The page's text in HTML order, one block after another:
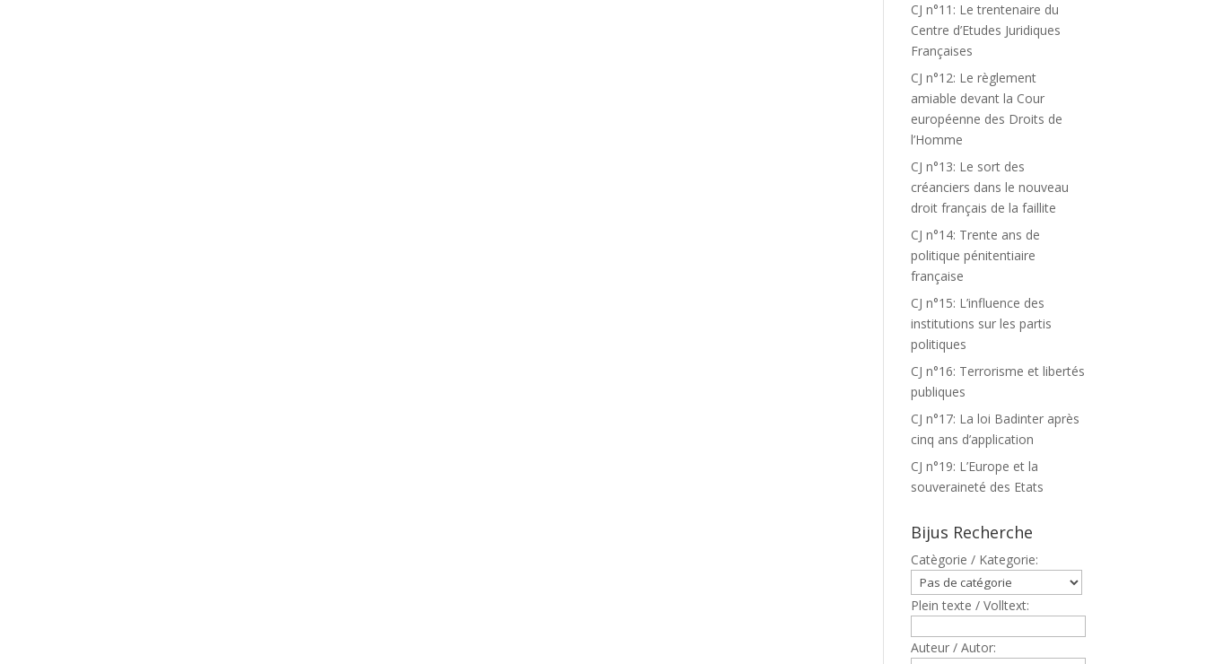
CJ n°11: Le trentenaire du
Centre d’Etudes Juridiques
Françaises
CJ n°12: Le règlement
amiable devant la Cour
européenne des Droits de
l’Homme
CJ n°13: Le sort des
créanciers dans le nouveau
droit français de la faillite
CJ n°14: Trente ans de
politique pénitentiaire
française
CJ n°15: L’influence des
institutions sur les partis
politiques
CJ n°16: Terrorisme et libertés
publiques
CJ n°17: La loi Badinter après
cinq ans d’application
CJ n°19: L’Europe et la
souveraineté des Etats
Bijus Recherche
Catègorie / Kategorie:
Plein texte / Volltext:
Auteur / Autor: